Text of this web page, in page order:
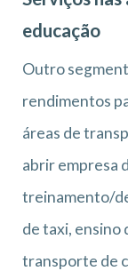
educação
Outro
rendimentos
áreas de
abrir empresa
treinamento/
de taxi, ensino
transporte de